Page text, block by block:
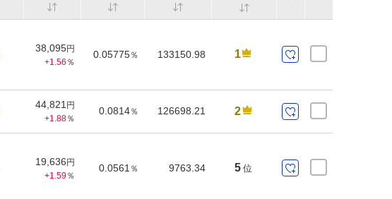
38,095円
+1.56 ％
0.05775％ 133150.98 1
44,821 円
+1.88％
0.0814％ 126698.21 2
19,636 円
+1.59％
0.0561 ％ 9763.34 5 位